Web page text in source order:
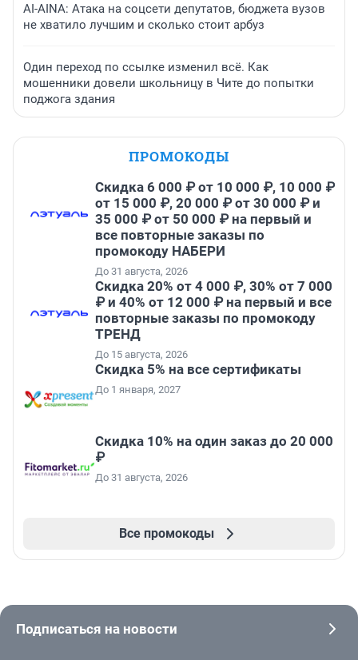
AI-AINA: Атака на соцсети депутатов, бюджета вузов
не хватило лучшим и сколько стоит арбуз
Один переход по ссылке изменил всё. Как
мошенники довели школьницу в Чите до попытки
поджога здания
ПРОМОКОДЫ
Скидка 6 000 ₽ от 10 000 ₽, 10 000 ₽
от 15 000 ₽, 20 000 ₽ от 30 000 ₽ и
35 000 ₽ от 50 000 ₽ на первый и
все повторные заказы по
промокоду НАБЕРИ
До 31 августа, 2026
Скидка 20% от 4 000 ₽, 30% от 7 000
₽ и 40% от 12 000 ₽ на первый и все
повторные заказы по промокоду
ТРЕНД
До 15 августа, 2026
Скидка 5% на все сертификаты
До 1 января, 2027
Скидка 10% на один заказ до 20 000
₽
До 31 августа, 2026
Все промокоды
Подписаться на новости